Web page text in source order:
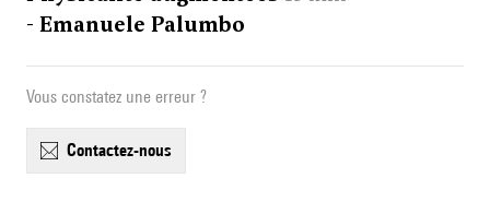
- Emanuele Palumbo
Vous constatez une erreur ?
contactez-nous